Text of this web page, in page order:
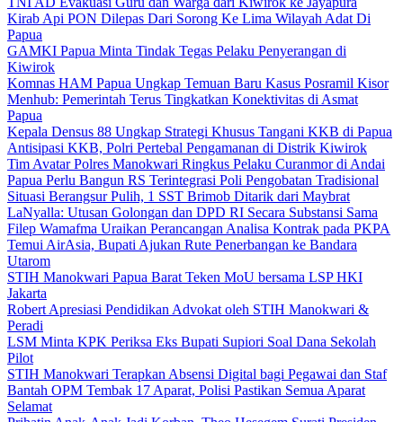
Kirab Api PON Dilepas Dari Sorong Ke Lima Wilayah Adat Di
Papua
GAMKI Papua Minta Tindak Tegas Pelaku Penyerangan di
Kiwirok
Komnas HAM Papua Ungkap Temuan Baru Kasus Posramil Kisor
Menhub: Pemerintah Terus Tingkatkan Konektivitas di Asmat
Papua
Kepala Densus 88 Ungkap Strategi Khusus Tangani KKB di Papua
Antisipasi KKB, Polri Pertebal Pengamanan di Distrik Kiwirok
Tim Avatar Polres Manokwari Ringkus Pelaku Curanmor di Andai
Papua Perlu Bangun RS Terintegrasi Poli Pengobatan Tradisional
Situasi Berangsur Pulih, 1 SST Brimob Ditarik dari Maybrat
LaNyalla: Utusan Golongan dan DPD RI Secara Substansi Sama
Filep Wamafma Uraikan Perancangan Analisa Kontrak pada PKPA
Temui AirAsia, Bupati Ajukan Rute Penerbangan ke Bandara
Utarom
STIH Manokwari Papua Barat Teken MoU bersama LSP HKI
Jakarta
Robert Apresiasi Pendidikan Advokat oleh STIH Manokwari &
Peradi
LSM Minta KPK Periksa Eks Bupati Supiori Soal Dana Sekolah
Pilot
STIH Manokwari Terapkan Absensi Digital bagi Pegawai dan Staf
Bantah OPM Tembak 17 Aparat, Polisi Pastikan Semua Aparat
Selamat